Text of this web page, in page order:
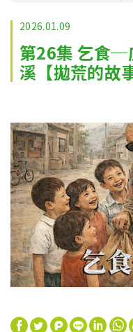
2026.01.09
第26集 乞食
溪【拋荒的故